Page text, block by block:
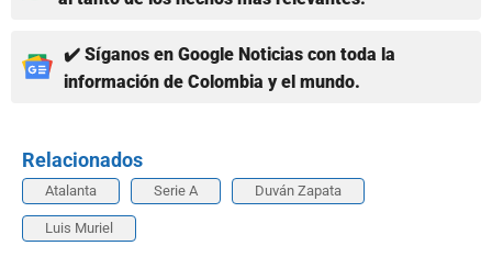
✔️ Síganos en Google Noticias con toda la
información de Colombia y el mundo.
Relacionados
Atalanta Serie A Duván Zapata
Luis Muriel